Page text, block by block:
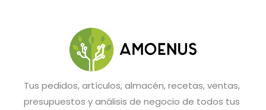
Tus pedidos, artículos, almacén, recetas, ventas,
presupuestos y análisis de negocio de todos tus